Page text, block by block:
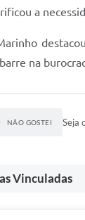
a
na
NÃO GOSTEI Seja
Vinculadas